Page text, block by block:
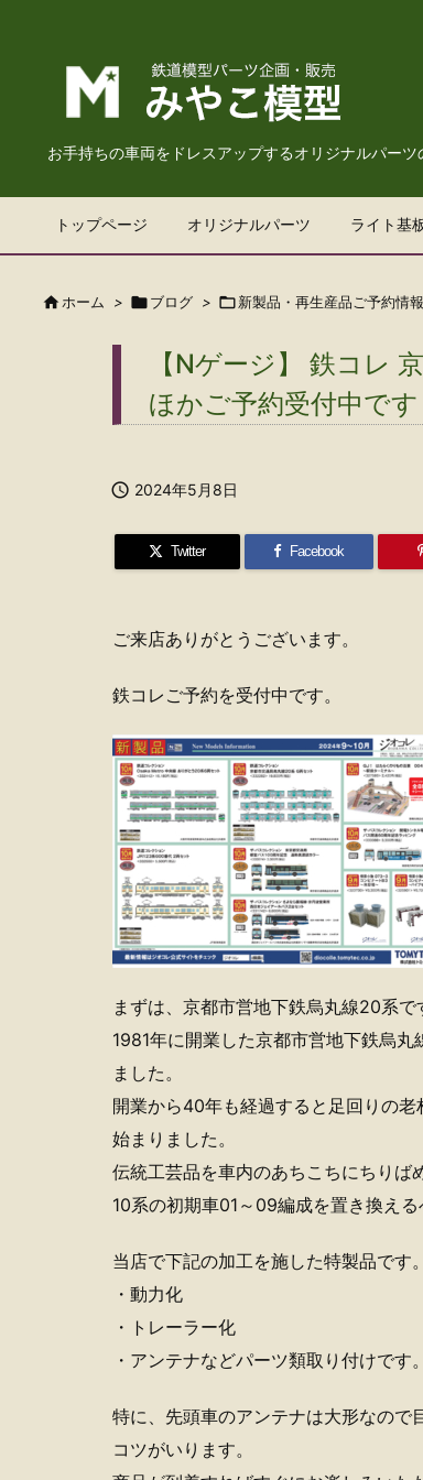
お手持ちの車両をドレスアップするオリジナルパー
トップページ オリジナルパーツ ライト基
 ホーム > ブログ > 新製品・再生産品ご予約情報
【Nゲージ】 鉄コレ
ほかご予約受付中です
 2024年5月8日
Twitter Facebook
ご来店ありがとうございます。
鉄コレご予約を受付中です。
まずは、京都市営地下鉄烏丸線20系で
1981年に開業した京都市営地下鉄烏
ました。
開業から40年も経過すると足回りの
始まりました。
伝統工芸品を車内のあちこちにちりば
10系の初期車01～09編成を置き換える
当店で下記の加工を施した特製品です。
・動力化
・トレーラー化
・アンテナなどパーツ類取り付けです。
特に、先頭車のアンテナは大形なので
コツがいります。